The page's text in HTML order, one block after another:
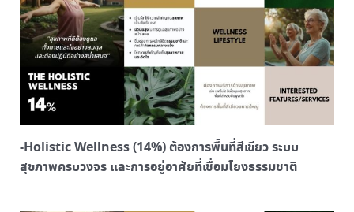
-Holistic Wellness (14%) ต้องการพื้นที่สีเขียว ระบบ
สุขภาพครบวงจร และการอยู่อาศัยที่เชื่อมโยงธรรมชาติ